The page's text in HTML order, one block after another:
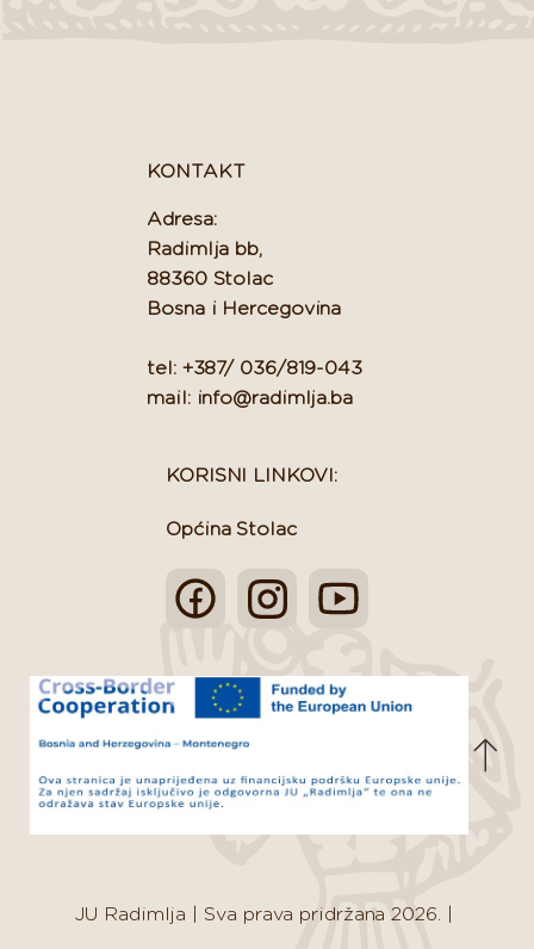
KONTAKT
Adresa:
Radimlja bb,
88360 Stolac
Bosna i Hercegovina
tel: +387/ 036/819-043
mail: info@radimlja.ba
KORISNI LINKOVI:
Općina Stolac
JU Radimlja Sva prava pridržana 2026.